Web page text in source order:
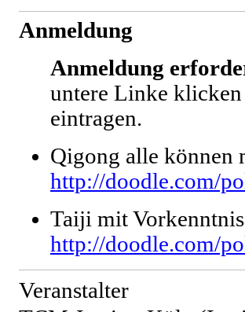
Anmeldung
Anmeldung
untere Linke
eintragen.
Qigong alle können
http://doodle.com/
Taiji mit
http://doodle.com/
Veranstalter